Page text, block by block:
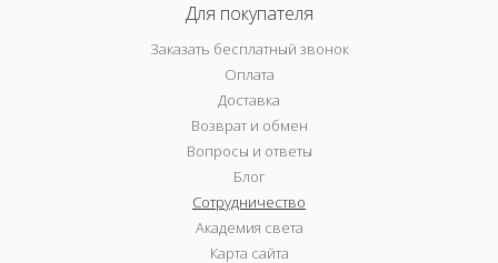
Для покупателя
Заказать бесплатный звонок
Оплата
Доставка
Возврат и обмен
Вопросы и ответы
Блог
Сотрудничество
Академия света
Карта сайта